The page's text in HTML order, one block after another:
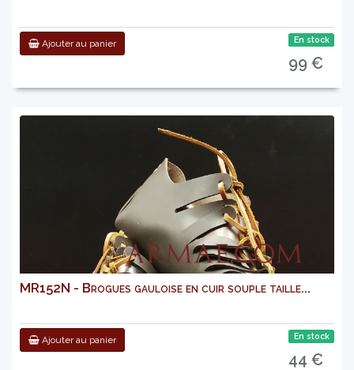
Ajouter au panier En stock
99 €
MR152N - Brogues gauloise en cuir souple taille...
Ajouter au panier En stock
44 €